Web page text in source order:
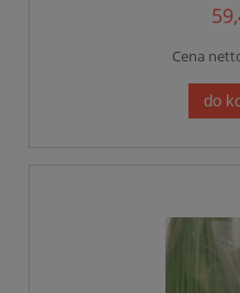
kolor zielonkawy
Cena
do